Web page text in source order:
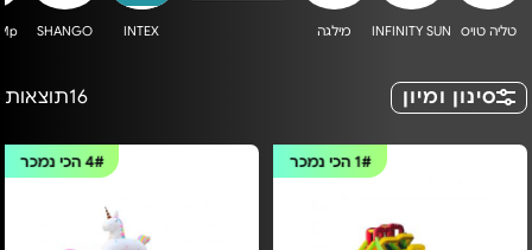
טליה טויס INFINITY SUN מילגה INTEX
SHANGO
סינון ומיון 16תוצאות
1#הכי נמכר 4#הכי נמכר